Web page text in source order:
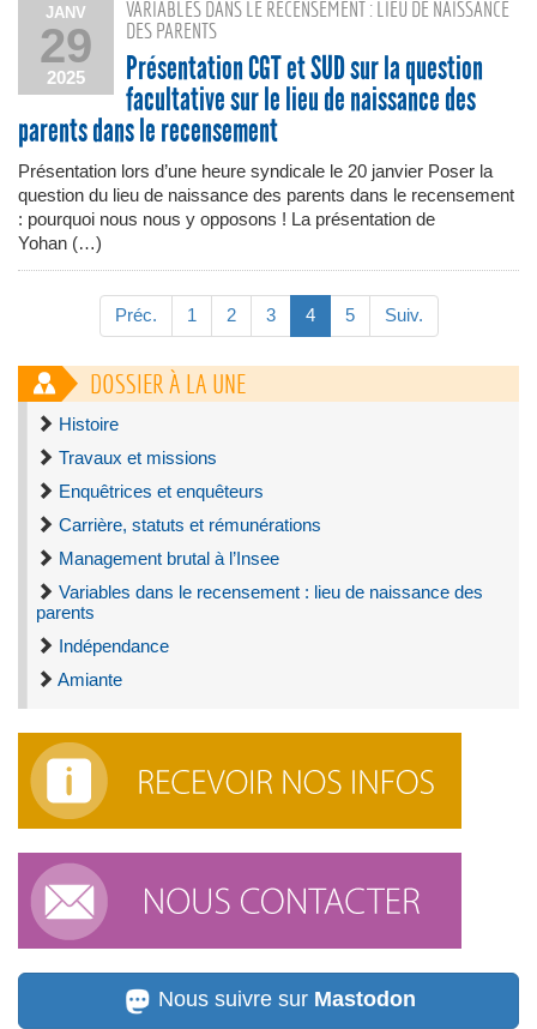
JANV
29
2025
VARIABLES DANS LE RECENSEMENT : LIEU DE NAISSANCE
DES PARENTS
Présentation CGT et SUD sur la question
facultative sur le lieu de naissance des
parents dans le recensement
Présentation lors d’une heure syndicale le 20 janvier Poser la
question du lieu de naissance des parents dans le recensement
: pourquoi nous nous y opposons ! La présentation de
Yohan (…)
Préc. 1 2 3 4 5 Suiv.
DOSSIER À LA UNE
Histoire
Travaux et missions
Enquêtrices et enquêteurs
Carrière, statuts et rémunérations
Management brutal à l’Insee
Variables dans le recensement : lieu de naissance des
parents
Indépendance
Amiante
Nous suivre sur Mastodon